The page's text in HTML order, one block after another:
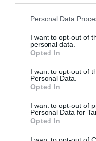
Please note that this
not limited to your visit
grant or deny consent to
use your data for below
consent section.
Personal Data
I want to opt-out of
personal data.
Opted In
I want to opt-out of
Personal Data.
Opted In
I want to opt-out of
Personal Data for
Opted In
I want to opt-out of
Pap-test Risiko einer
Sexuelle gesundheit
Sehen Sie es auch auf
polskim